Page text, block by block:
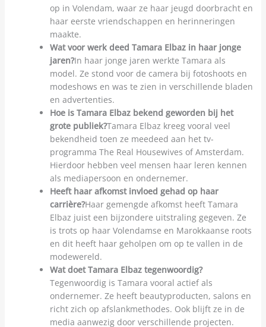
op in Volendam, waar ze haar jeugd doorbracht en
haar eerste vriendschappen en herinneringen
maakte.
Wat voor werk deed Tamara Elbaz in haar jonge
jaren?In haar jonge jaren werkte Tamara als
model. Ze stond voor de camera bij fotoshoots en
modeshows en was te zien in verschillende bladen
en advertenties.
Hoe is Tamara Elbaz bekend geworden bij het
grote publiek?Tamara Elbaz kreeg vooral veel
bekendheid toen ze meedeed aan het tv-
programma The Real Housewives of Amsterdam.
Hierdoor hebben veel mensen haar leren kennen
als mediapersoon en ondernemer.
Heeft haar afkomst invloed gehad op haar
carrière?Haar gemengde afkomst heeft Tamara
Elbaz juist een bijzondere uitstraling gegeven. Ze
is trots op haar Volendamse en Marokkaanse roots
en dit heeft haar geholpen om op te vallen in de
modewereld.
Wat doet Tamara Elbaz tegenwoordig?
Tegenwoordig is Tamara vooral actief als
ondernemer. Ze heeft beautyproducten, salons en
richt zich op afslankmethodes. Ook blijft ze in de
media aanwezig door verschillende projecten.